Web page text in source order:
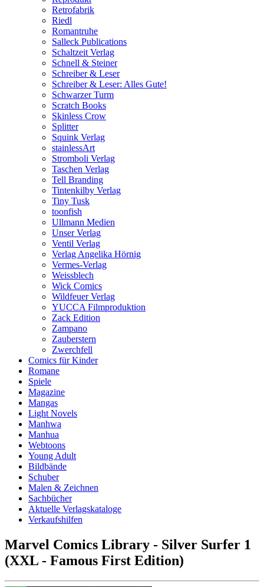
Retrofabrik
Riedl
Romantruhe
Salleck Publications
Schaltzeit Verlag
Schnell & Steiner
Schreiber & Leser
Schreiber & Leser: Alles Gute!
Schwarzer Turm
Scratch Books
Skinless Crow
Splitter
Squink Verlag
stainlessArt
Stromboli Verlag
Taschen Verlag
Tell Branding
Tintenkilby Verlag
Tiny Tusk
toonfish
Ullmann Medien
Unser Verlag
Ventil Verlag
Verlag Angelika Hörnig
Vermes-Verlag
Weissblech
Wick Comics
Wildfeuer Verlag
YUCCA Filmproduktion
Zack Edition
Zampano
Zauberstern
Zwerchfell
Comics für Kinder
Romane
Spiele
Magazine
Mangas
Light Novels
Manhwa
Manhua
Webtoons
Young Adult
Bildbände
Schuber
Malen & Zeichnen
Sachbücher
Aktuelle Verlagskataloge
Verkaufshilfen
Marvel Comics Library - Silver Surfer 1
(XXL - Famous First Edition)